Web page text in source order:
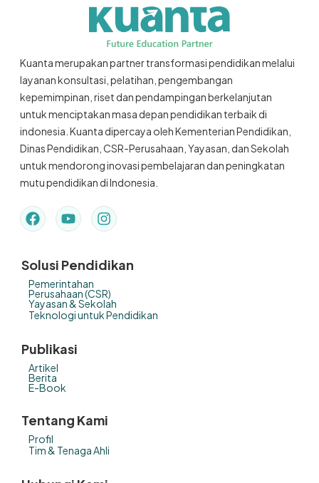
Kuanta merupakan partner transformasi pendidikan melalui
layanan konsultasi, pelatihan, pengembangan
kepemimpinan, riset dan pendampingan berkelanjutan
untuk menciptakan masa depan pendidikan terbaik di
indonesia. Kuanta dipercaya oleh Kementerian Pendidikan,
Dinas Pendidikan, CSR-Perusahaan, Yayasan, dan Sekolah
untuk mendorong inovasi pembelajaran dan peningkatan
mutu pendidikan di Indonesia.
Solusi Pendidikan
Pemerintahan
Perusahaan (CSR)
Yayasan & Sekolah
Teknologi untuk Pendidikan
Publikasi
Artikel
Berita
E-Book
Tentang Kami
Profil
Tim & Tenaga Ahli